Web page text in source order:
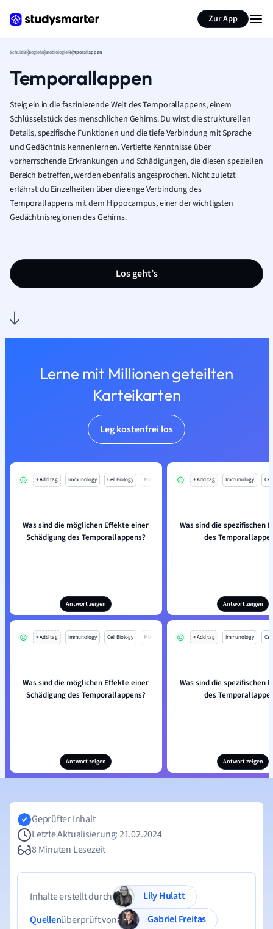
Zur App
SchuleBiologieNeurobiologieTemporallappen
Temporallappen
Steig ein in die faszinierende Welt des Temporallappens, einem
Schlüsselstück des menschlichen Gehirns. Du wirst die strukturellen
Details, spezifische Funktionen und die tiefe Verbindung mit Sprache
und Gedächtnis kennenlernen. Vertiefte Kenntnisse über
vorherrschende Erkrankungen und Schädigungen, die diesen speziellen
Bereich betreffen, werden ebenfalls angesprochen. Nicht zuletzt
erfährst du Einzelheiten über die enge Verbindung des
Temporallappens mit dem Hippocampus, einer der wichtigsten
Gedächtnisregionen des Gehirns.
Los geht’s
Lerne mit Millionen geteilten
Karteikarten
Leg kostenfrei los
+ Add tag Immunology Cell Biology Mo
Was sind die möglichen Effekte einer
Schädigung des Temporallappens?
Antwort zeigen
+ Add tag Immunology
Was sind die spezifischen
des
Antwort zeigen
+ Add tag Immunology Cell Biology Mo
Was sind die möglichen Effekte einer
Schädigung des Temporallappens?
Antwort zeigen
+ Add tag Immunology
Was sind die spezifischen
des
Antwort zeigen
Seite zusammenfassen
Geprüfter Inhalt
Letzte Aktualisierung: 21.02.2024
8 Minuten Lesezeit
Inhalte erstellt durch
Lily Hulatt
Quellenüberprüft von
Gabriel Freitas